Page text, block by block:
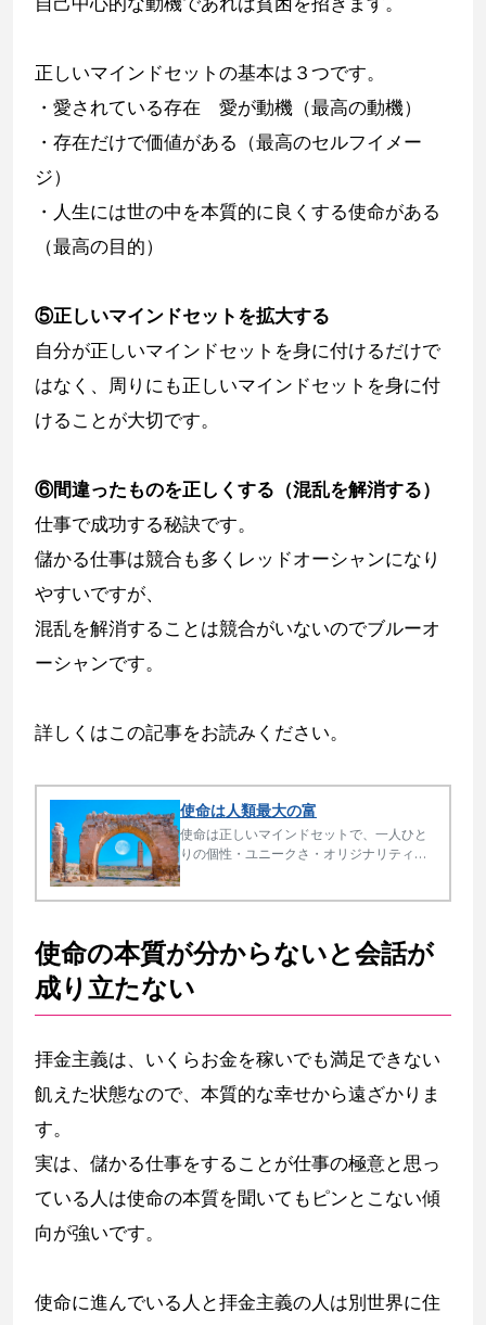
正しいマインドセットの基本は３つです。
・愛されている存在 愛が動機（最高の動機）
・存在だけで価値がある（最高のセルフイメー
ジ）
・人生には世の中を本質的に良くする使命がある
（最高の目的）
⑤正しいマインドセットを拡大する
自分が正しいマインドセットを身に付けるだけで
はなく、周りにも正しいマインドセットを身に付
けることが大切です。
⑥間違ったものを正しくする（混乱を解消する）
仕事で成功する秘訣です。
儲かる仕事は競合も多くレッドオーシャンになり
やすいですが、
混乱を解消することは競合がいないのでブルーオ
ーシャンです。
詳しくはこの記事をお読みください。
使命は人類最大の富
使命は正しいマインドセットで、一人ひと
りの個性・ユニークさ・オリジナリティを
使命の本質が分からないと会話が
成り立たない
拝金主義は、いくらお金を稼いでも満足できない
飢えた状態なので、本質的な幸せから遠ざかりま
す。
実は、儲かる仕事をすることが仕事の極意と思っ
ている人は使命の本質を聞いてもピンとこない傾
向が強いです。
使命に進んでいる人と拝金主義の人は別世界に住